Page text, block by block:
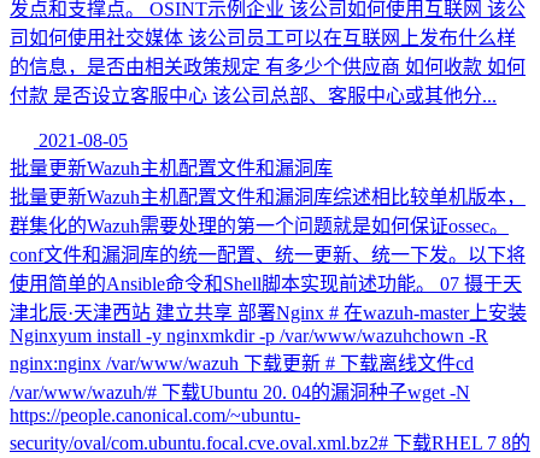
发点和支撑点。 OSINT示例企业 该公司如何使用互联网 该公
司如何使用社交媒体 该公司员工可以在互联网上发布什么样
的信息，是否由相关政策规定 有多少个供应商 如何收款 如何
付款 是否设立客服中心 该公司总部、客服中心或其他分...
2021-08-05
批量更新Wazuh主机配置文件和漏洞库
批量更新Wazuh主机配置文件和漏洞库综述相比较单机版本，
群集化的Wazuh需要处理的第一个问题就是如何保证ossec。
conf文件和漏洞库的统一配置、统一更新、统一下发。以下将
使用简单的Ansible命令和Shell脚本实现前述功能。 07 摄于天
津北辰·天津西站 建立共享 部署Nginx # 在wazuh-master上安装
Nginxyum install -y nginxmkdir -p /var/www/wazuhchown -R
nginx:nginx /var/www/wazuh 下载更新 # 下载离线文件cd
/var/www/wazuh/# 下载Ubuntu 20. 04的漏洞种子wget -N
https://people.canonical.com/~ubuntu-
security/oval/com.ubuntu.focal.cve.oval.xml.bz2# 下载RHEL 7 8的